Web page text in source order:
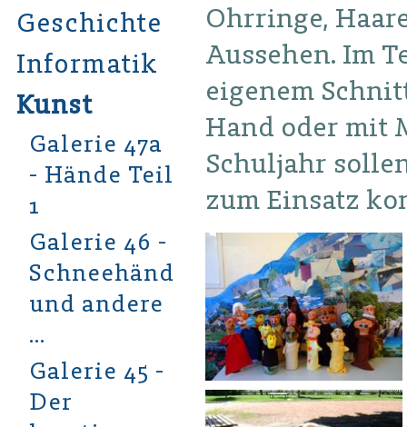
Ohrringe,
Aussehen. Im
eigenem
Hand oder mit
Schuljahr
zum Einsatz
Geschichte
Informatik
Kunst
Galerie 47a
- Hände Teil
1
Galerie 46 -
Schneehände
und andere
…
Galerie 45 -
Der